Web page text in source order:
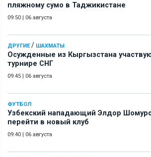
пляжному сумо в Таджикистане
09:50 | 06 августа
ДРУГИЕ/ ШАХМАТЫ
Осужденные из Кыргызстана
турнире СНГ
09:45 | 06 августа
ФУТБОЛ
Узбекский нападающий Элдор
перейти в новый клуб
09:40 | 06 августа